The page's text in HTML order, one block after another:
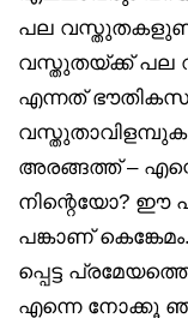
പല
വസ്തുതയ്ക്ക് പല
എന്നത്
അരങ്ങത്ത് –
നിന്റെയോ? ഈ
പങ്കാണ്
പ്പെട്ട
എന്നെ നോക്കൂ